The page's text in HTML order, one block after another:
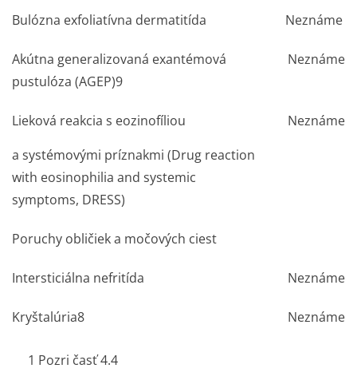
Bulózna exfoliatívna dermatitída Neznáme
Akútna generalizovaná exantémová
pustulóza (AGEP)9
Neznáme
Lieková reakcia s eozinofíliou
a systémovými príznakmi (Drug reaction
with eosinophilia and systemic
symptoms, DRESS)
Neznáme
Poruchy obličiek a močových ciest
Intersticiálna nefritída Neznáme
Kryštalúria8 Neznáme
1 Pozri časť 4.4